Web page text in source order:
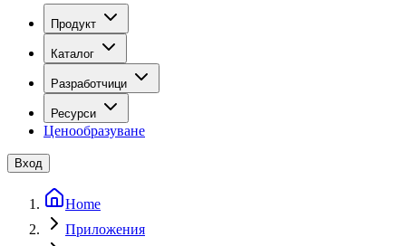
Продукт
Каталог
Разработчици
Ресурси
Ценообразуване
Вход
Home
Приложения